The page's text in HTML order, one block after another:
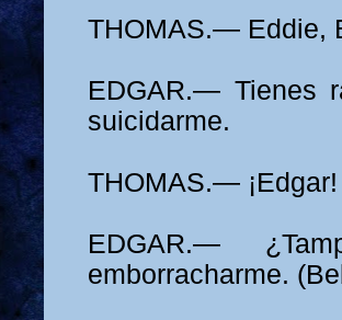
THOMAS.— Eddie,
EDGAR.— Tienes
suicidarme.
THOMAS.— ¡Edgar!
EDGAR.—
emborracharme.